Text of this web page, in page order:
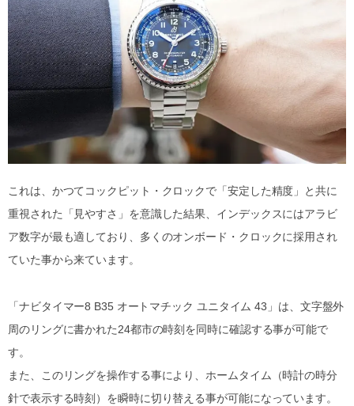
これは、かつてコックピット・クロックで「安定した精度」と共に
重視された「見やすさ」を意識した結果、インデックスにはアラビ
ア数字が最も適しており、多くのオンボード・クロックに採用され
ていた事から来ています。
「ナビタイマー8 B35 オートマチック ユニタイム 43」は、文字盤外
周のリングに書かれた24都市の時刻を同時に確認する事が可能で
す。
また、このリングを操作する事により、ホームタイム（時計の時分
針で表示する時刻）を瞬時に切り替える事が可能になっています。